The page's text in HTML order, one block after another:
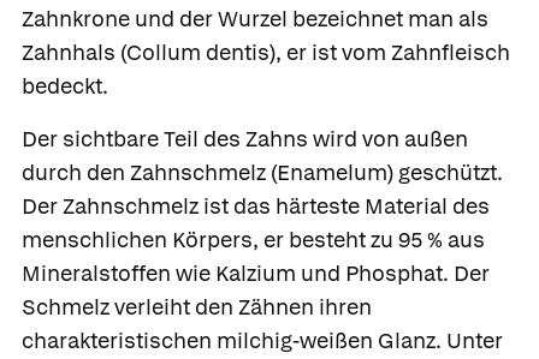
Zahnkrone und der Wurzel bezeichnet man als
Zahnhals (Collum dentis), er ist vom Zahnfleisch
bedeckt.
Der sichtbare Teil des Zahns wird von außen
durch den Zahnschmelz (Enamelum) geschützt.
Der Zahnschmelz ist das härteste Material des
menschlichen Körpers, er besteht zu 95 % aus
Mineralstoffen wie Kalzium und Phosphat. Der
Schmelz verleiht den Zähnen ihren
charakteristischen milchig-weißen Glanz. Unter